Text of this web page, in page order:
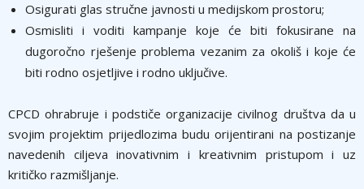
Osigurati glas stručne javnosti u medijskom prostoru;
Osmisliti i voditi kampanje koje će biti fokusirane na
dugoročno rješenje problema vezanim za okoliš i koje će
biti rodno osjetljive i rodno uključive.
CPCD ohrabruje i podstiče organizacije civilnog društva da u
svojim projektim prijedlozima budu orijentirani na postizanje
navedenih ciljeva inovativnim i kreativnim pristupom i uz
kritičko razmišljanje.